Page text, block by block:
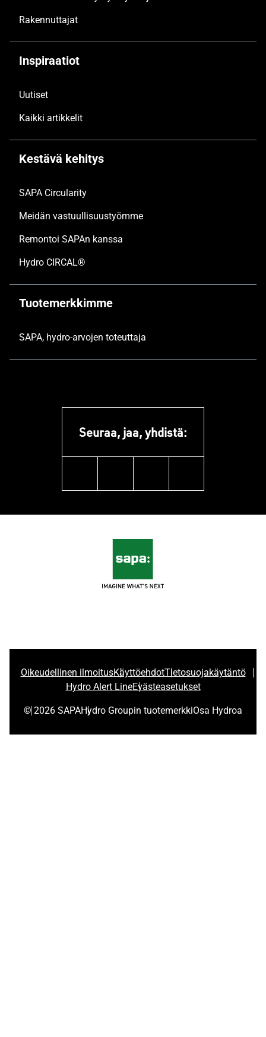
Rakennuttajat
Inspiraatiot
Uutiset
Kaikki artikkelit
Kestävä kehitys
SAPA Circularity
Meidän vastuullisuustyömme
Remontoi SAPAn kanssa
Hydro CIRCAL®
Tuotemerkkimme
SAPA, hydro-arvojen toteuttaja
Seuraa, jaa, yhdistä:
Oikeudellinen ilmoitusKäyttöehdotTietosuojakäytäntö
Hydro Alert LineEvästeasetukset
© 2026 SAPAHydro Groupin tuotemerkkiOsa Hydroa